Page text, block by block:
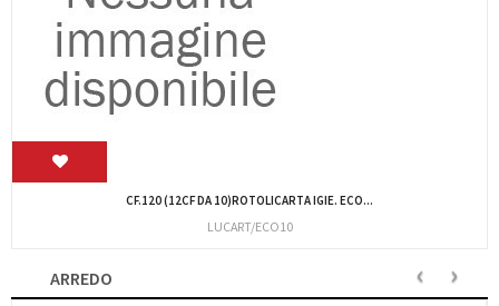
CART.120 RT.CARTA IGIENICCOMODA LUCART 811624
LUCART/COMODA
ARREDO ‹ ›